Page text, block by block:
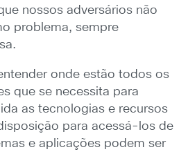
nossos adversários não
problema, sempre
onde estão todos os
que se necessita para
as tecnologias e recursos
para acessá-los de
e aplicações podem ser